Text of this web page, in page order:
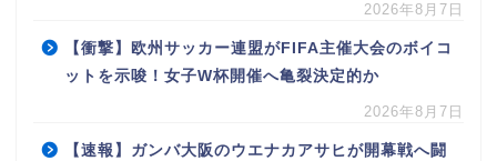
2026年8月7日
【衝撃】欧州サッカー連盟がFIFA主催大会のボイコ
ットを示唆！女子W杯開催へ亀裂決定的か
2026年8月7日
【速報】ガンバ大阪のウエナカアサヒが開幕戦へ闘